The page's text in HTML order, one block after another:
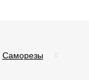
Саморезы